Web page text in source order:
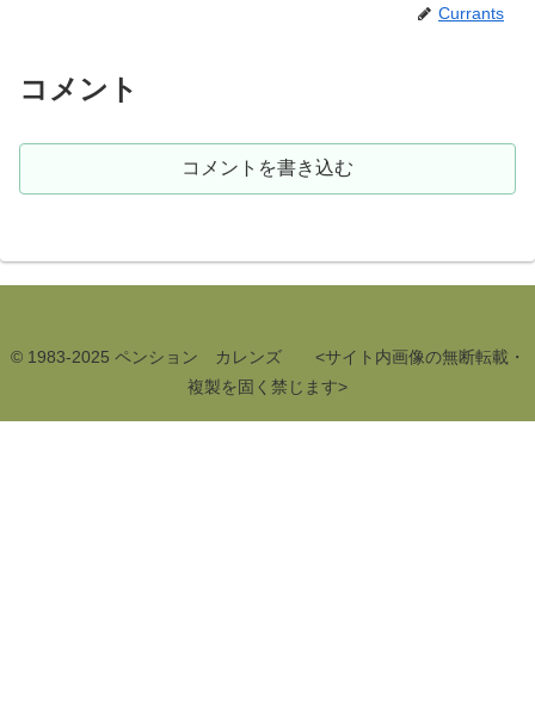
Currants
コメント
コメントを書き込む
© 1983-2025 ペンション カレンズ <サイト内画像の無断転載・
複製を固く禁じます>